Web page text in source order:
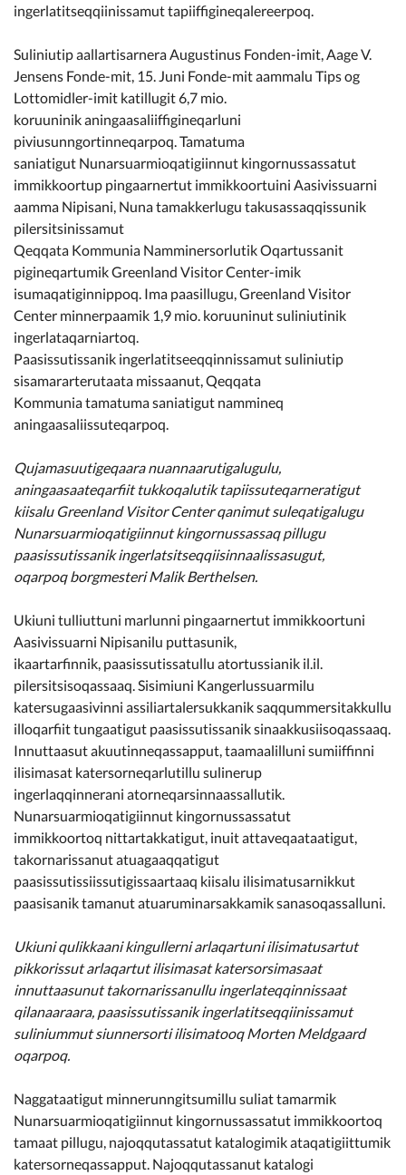
ingerlatitseqqiinissamut tapiiffigineqalereerpoq.
Suliniutip aallartisarnera Augustinus Fonden-imit, Aage V.
Jensens Fonde-mit, 15. Juni Fonde-mit aammalu Tips og
Lottomidler-imit katillugit 6,7 mio.
koruuninik aningaasaliiffigineqarluni
piviusunngortinneqarpoq. Tamatuma
saniatigut Nunarsuarmioqatigiinnut kingornussassatut
immikkoortup pingaarnertut immikkoortuini Aasivissuarni
aamma Nipisani, Nuna tamakkerlugu takusassaqqissunik
pilersitsinissamut
Qeqqata Kommunia Namminersorlutik Oqartussanit
pigineqartumik Greenland Visitor Center-imik
isumaqatiginnippoq. Ima paasillugu, Greenland Visitor
Center minnerpaamik 1,9 mio. koruuninut suliniutinik
ingerlataqarniartoq.
Paasissutissanik ingerlatitseeqqinnissamut suliniutip
sisamararterutaata missaanut, Qeqqata
Kommunia tamatuma saniatigut nammineq
aningaasaliissuteqarpoq.
Qujamasuutigeqaara nuannaarutigalugulu,
aningaasaateqarfiit tukkoqalutik tapiissuteqarneratigut
kiisalu Greenland Visitor Center qanimut suleqatigalugu
Nunarsuarmioqatigiinnut kingornussassaq pillugu
paasissutissanik ingerlatsitseqqiisinnaalissasugut,
oqarpoq borgmesteri Malik Berthelsen.
Ukiuni tulliuttuni marlunni pingaarnertut immikkoortuni
Aasivissuarni Nipisanilu puttasunik,
ikaartarfinnik, paasissutissatullu atortussianik il.il.
pilersitsisoqassaaq. Sisimiuni Kangerlussuarmilu
katersugaasivinni assiliartalersukkanik saqqummersitakkullu
illoqarfiit tungaatigut paasissutissanik sinaakkusiisoqassaaq.
Innuttaasut akuutinneqassapput, taamaalilluni sumiiffinni
ilisimasat katersorneqarlutillu sulinerup
ingerlaqqinnerani atorneqarsinnaassallutik.
Nunarsuarmioqatigiinnut kingornussassatut
immikkoortoq nittartakkatigut, inuit attaveqaataatigut,
takornarissanut atuagaaqqatigut
paasissutissiissutigissaartaaq kiisalu ilisimatusarnikkut
paasisanik tamanut atuaruminarsakkamik sanasoqassalluni.
Ukiuni qulikkaani kingullerni arlaqartuni ilisimatusartut
pikkorissut arlaqartut ilisimasat katersorsimasaat
innuttaasunut takornarissanullu ingerlateqqinnissaat
qilanaaraara, paasissutissanik ingerlatitseqqiinissamut
suliniummut siunnersorti ilisimatooq Morten Meldgaard
oqarpoq.
Naggataatigut minnerunngitsumillu suliat tamarmik
Nunarsuarmioqatigiinnut kingornussassatut immikkoortoq
tamaat pillugu, najoqqutassatut katalogimik ataqatigiittumik
katersorneqassapput. Najoqqutassanut katalogi